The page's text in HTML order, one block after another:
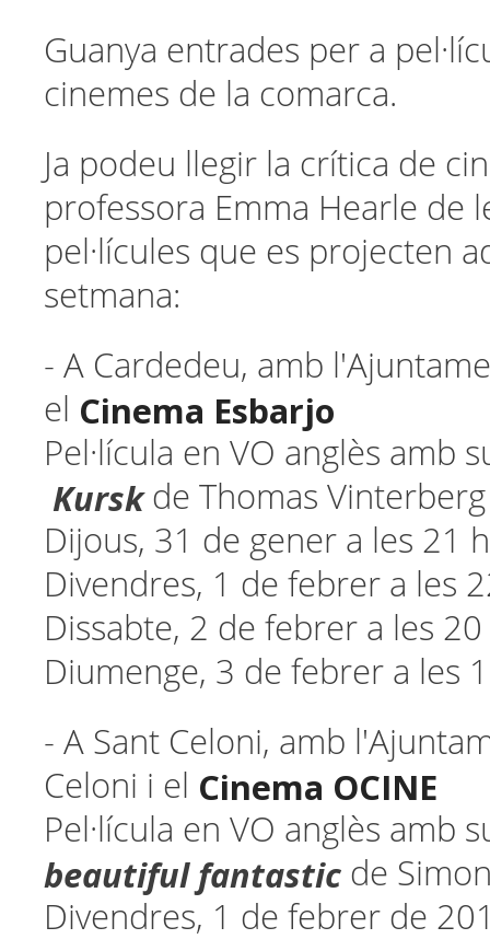
Guanya entrades per a
cinemes de la comarca.
Ja podeu llegir la crítica de
professora Emma Hearle de
pel·lícules que es projecten
setmana:
- A Cardedeu, amb
el Cinema Esbarjo
Pel·lícula en VO anglès amb
Kurskde Thomas Vinterberg
Dijous, 31 de gener a les 21 h
Divendres, 1 de febrer a les
Dissabte, 2 de febrer a les
Diumenge, 3 de febrer a les
- A Sant Celoni, amb
Celoni i el Cinema OCINE
Pel·lícula en VO anglès amb
beautiful fantastic de
Divendres, 1 de febrer de